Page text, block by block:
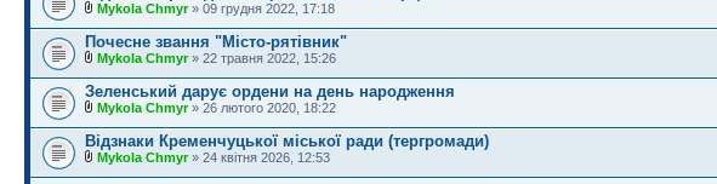
Mykola Chmyr» 09 грудня 2022, 17:18
Почесне звання "Місто-рятівник"
Mykola Chmyr» 22 травня 2022, 15:26
Зеленський дарує ордени на день народження
Mykola Chmyr» 26 лютого 2020, 18:22
Відзнаки Кременчуцької міської ради (тергромади)
Mykola Chmyr» 24 квітня 2026, 12:53